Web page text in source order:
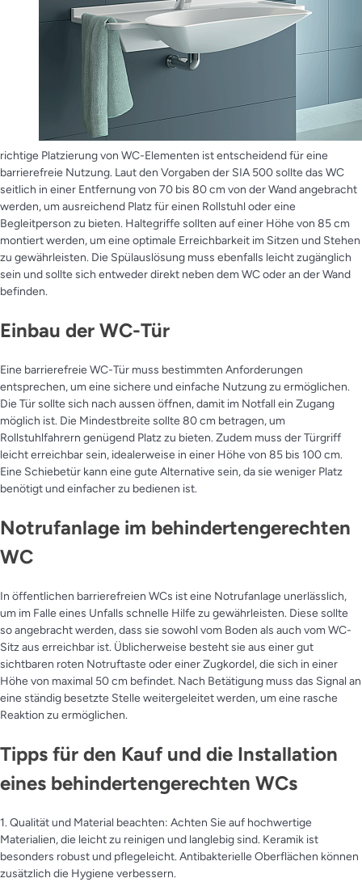
richtige Platzierung von WC-Elementen ist entscheidend für eine
barrierefreie Nutzung. Laut den Vorgaben der SIA 500 sollte das WC
seitlich in einer Entfernung von 70 bis 80 cm von der Wand angebracht
werden, um ausreichend Platz für einen Rollstuhl oder eine
Begleitperson zu bieten. Haltegriffe sollten auf einer Höhe von 85 cm
montiert werden, um eine optimale Erreichbarkeit im Sitzen und Stehen
zu gewährleisten. Die Spülauslösung muss ebenfalls leicht zugänglich
sein und sollte sich entweder direkt neben dem WC oder an der Wand
befinden.
Einbau der WC-Tür
Eine barrierefreie WC-Tür muss bestimmten Anforderungen
entsprechen, um eine sichere und einfache Nutzung zu ermöglichen.
Die Tür sollte sich nach aussen öffnen, damit im Notfall ein Zugang
möglich ist. Die Mindestbreite sollte 80 cm betragen, um
Rollstuhlfahrern genügend Platz zu bieten. Zudem muss der Türgriff
leicht erreichbar sein, idealerweise in einer Höhe von 85 bis 100 cm.
Eine Schiebetür kann eine gute Alternative sein, da sie weniger Platz
benötigt und einfacher zu bedienen ist.
Notrufanlage im behindertengerechten
WC
In öffentlichen barrierefreien WCs ist eine Notrufanlage unerlässlich,
um im Falle eines Unfalls schnelle Hilfe zu gewährleisten. Diese sollte
so angebracht werden, dass sie sowohl vom Boden als auch vom WC-
Sitz aus erreichbar ist. Üblicherweise besteht sie aus einer gut
sichtbaren roten Notruftaste oder einer Zugkordel, die sich in einer
Höhe von maximal 50 cm befindet. Nach Betätigung muss das Signal an
eine ständig besetzte Stelle weitergeleitet werden, um eine rasche
Reaktion zu ermöglichen.
Tipps für den Kauf und die Installation
eines behindertengerechten WCs
1. Qualität und Material beachten: Achten Sie auf hochwertige
Materialien, die leicht zu reinigen und langlebig sind. Keramik ist
besonders robust und pflegeleicht. Antibakterielle Oberflächen können
zusätzlich die Hygiene verbessern.